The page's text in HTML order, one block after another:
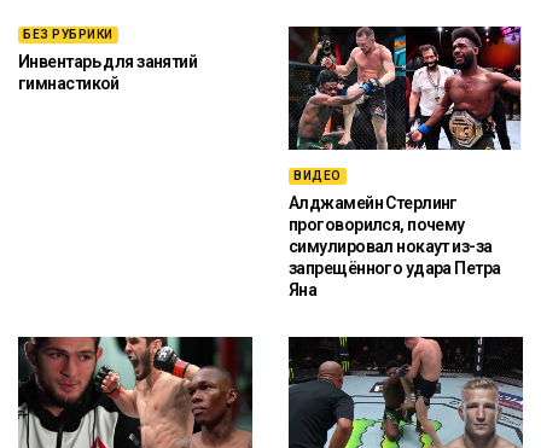
БЕЗ РУБРИКИ
Инвентарь для занятий
гимнастикой
ВИДЕО
Алджамейн Стерлинг
проговорился, почему
симулировал нокаут из-за
запрещённого удара Петра
Яна